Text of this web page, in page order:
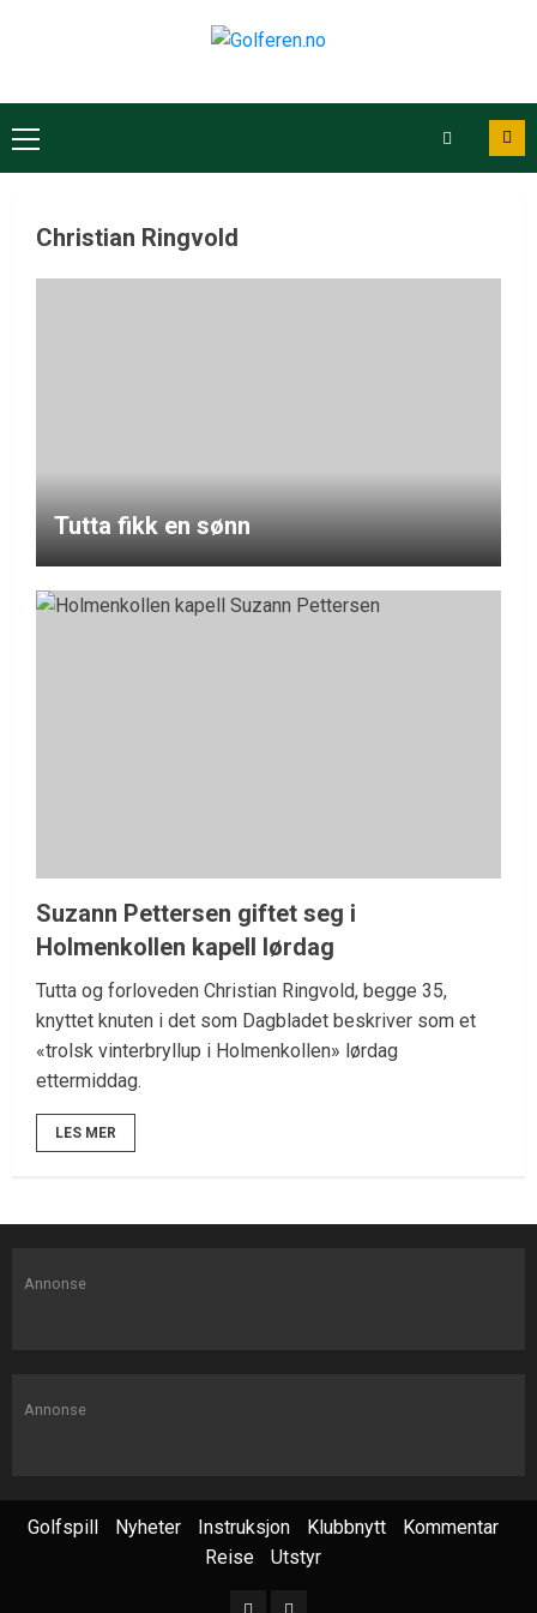
Christian Ringvold
Tutta fikk en sønn
Suzann Pettersen giftet seg i
Holmenkollen kapell lørdag
Tutta og forloveden Christian Ringvold, begge 35,
knyttet knuten i det som Dagbladet beskriver som et
«trolsk vinterbryllup i Holmenkollen» lørdag
ettermiddag.
LES MER
Annonse
Annonse
Golfspill Nyheter Instruksjon Klubbnytt
Kommentar
Reise
Utstyr